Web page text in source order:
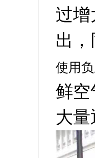
过
出
使用
鲜空
大